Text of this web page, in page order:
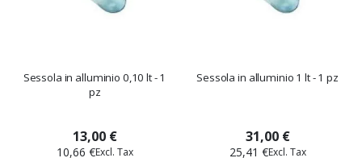
Sessola in alluminio 0,10 lt - 1
pz
13,00 €
10,66 €
Sessola in alluminio 1 lt - 1 pz
31,00 €
25,41 €